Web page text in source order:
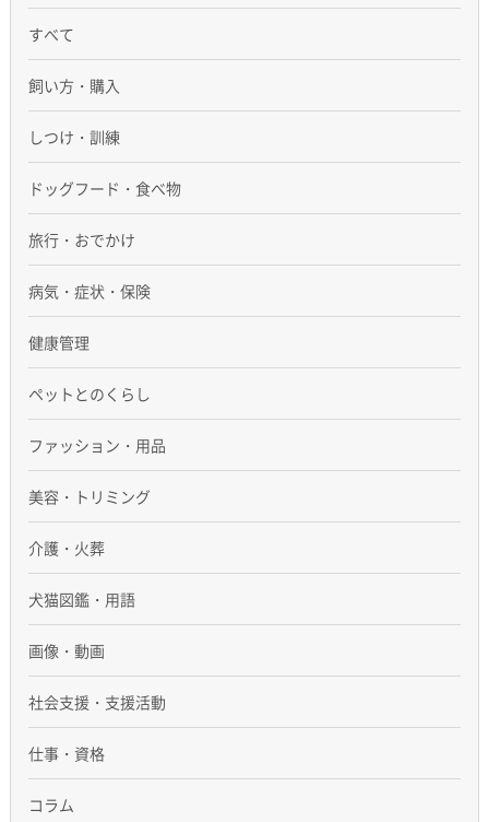
すべて
飼い方・購入
しつけ・訓練
ドッグフード・食べ物
旅行・おでかけ
病気・症状・保険
健康管理
ペットとのくらし
ファッション・用品
美容・トリミング
介護・火葬
犬猫図鑑・用語
画像・動画
社会支援・支援活動
仕事・資格
コラム